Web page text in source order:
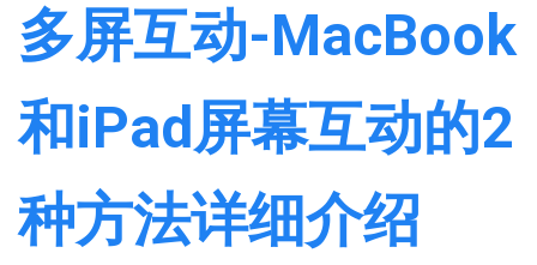
多屏互动-MacBook
和iPad屏幕互动的2
种方法详细介绍